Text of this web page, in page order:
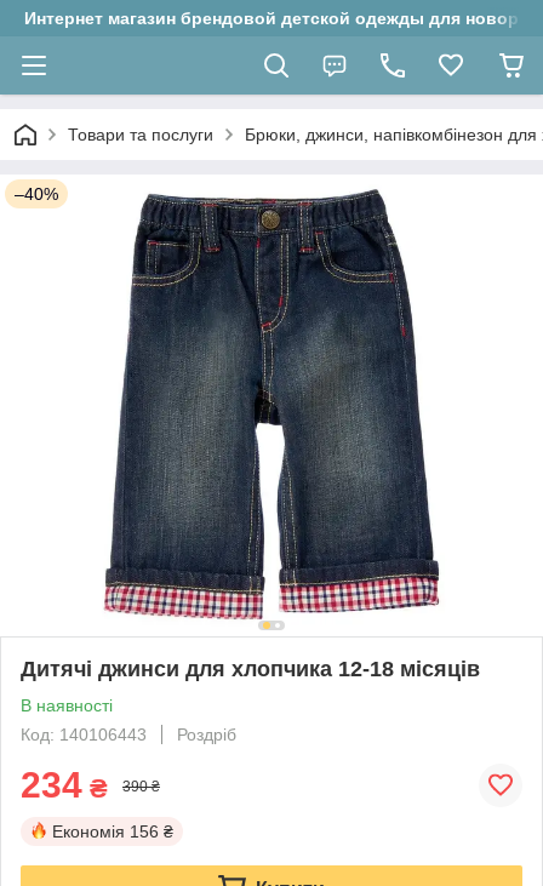
Интернет магазин брендовой детской одежды для
Товари та послуги Брюки, джинси, напівкомбінезон для
–40%
Дитячі джинси для хлопчика 12-18 місяців
В наявності
Код: 140106443
Роздріб
234 ₴ 390 ₴
Економія 156 ₴